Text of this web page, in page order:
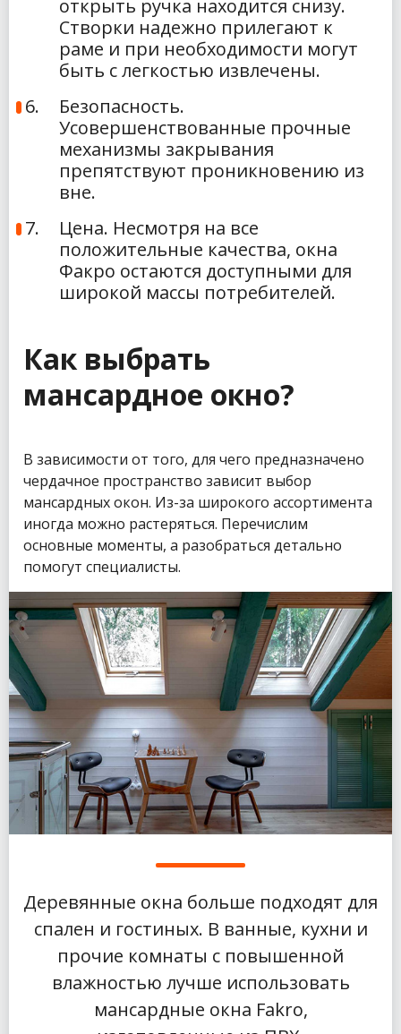
открыть ручка находится снизу.
Створки надежно прилегают к
раме и при необходимости могут
быть с легкостью извлечены.
Безопасность.
Усовершенствованные прочные
механизмы закрывания
препятствуют проникновению из
вне.
Цена. Несмотря на все
положительные качества, окна
Факро остаются доступными для
широкой массы потребителей.
Как выбрать
мансардное окно?
В зависимости от того, для чего предназначено
чердачное пространство зависит выбор
мансардных окон. Из-за широкого ассортимента
иногда можно растеряться. Перечислим
основные моменты, а разобраться детально
помогут специалисты.
Деревянные окна больше подходят для
спален и гостиных. В ванные, кухни и
прочие комнаты с повышенной
влажностью лучше использовать
мансардные окна Fakro,